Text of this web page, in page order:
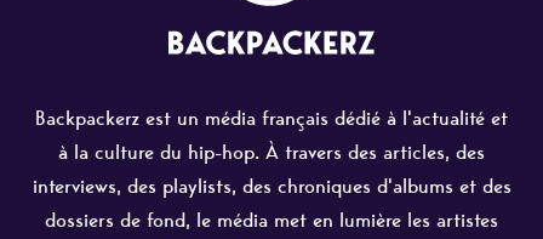
Backpackerz est un média français dédié à l'actualité et
à la culture du hip-hop. À travers des articles, des
interviews, des playlists, des chroniques d'albums et des
dossiers de fond, le média met en lumière les artistes